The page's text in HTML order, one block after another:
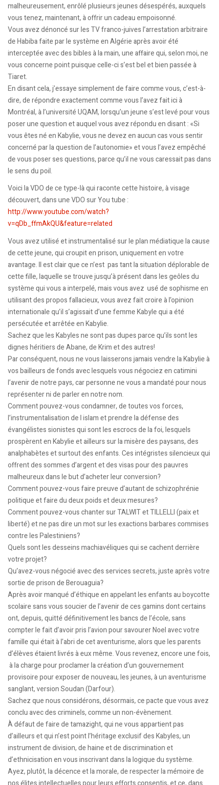
malheureusement, enrôlé plusieurs jeunes désespérés, auxquels
vous tenez, maintenant, à offrir un cadeau empoisonné.
Vous avez dénoncé sur les TV franco-juives l’arrestation arbitraire
de Habiba faite par le système en Algérie après avoir été
interceptée avec des bibles à la main, une affaire qui, selon moi, ne
vous concerne point puisque celle-ci s’est bel et bien passée à
Tiaret.
En disant cela, j’essaye simplement de faire comme vous, c’est-à-
dire, de répondre exactement comme vous l’avez fait ici à
Montréal, à l’université UQAM, lorsqu’un jeune s’est levé pour vous
poser une question et auquel vous avez répondu en disant : «Si
vous êtes né en Kabylie, vous ne devez en aucun cas vous sentir
concerné par la question de l’autonomie» et vous l’avez empêché
de vous poser ses questions, parce qu’il ne vous caressait pas dans
le sens du poil.
Voici la VDO de ce type-là qui raconte cette histoire, à visage
découvert, dans une VDO sur You tube :
http://www.youtube.com/watch?
v=qDb_ffmAkQU&feature=related
Vous avez utilisé et instrumentalisé sur le plan médiatique la cause
de cette jeune, qui croupit en prison, uniquement en votre
avantage. Il est clair que ce n’est pas tant la situation déplorable de
cette fille, laquelle se trouve jusqu’à présent dans les geôles du
système qui vous a interpelé, mais vous avez usé de sophisme en
utilisant des propos fallacieux, vous avez fait croire à l’opinion
internationale qu’il s’agissait d’une femme Kabyle qui a été
persécutée et arrêtée en Kabylie.
Sachez que les Kabyles ne sont pas dupes parce qu’ils sont les
dignes héritiers de Abane, de Krim et des autres!
Par conséquent, nous ne vous laisserons jamais vendre la Kabylie à
vos bailleurs de fonds avec lesquels vous négociez en catimini
l’avenir de notre pays, car personne ne vous a mandaté pour nous
représenter ni de parler en notre nom.
Comment pouvez-vous condamner, de toutes vos forces,
l’instrumentalisation de l islam et prendre la défense des
évangélistes sionistes qui sont les escrocs de la foi, lesquels
prospèrent en Kabylie et ailleurs sur la misère des paysans, des
analphabètes et surtout des enfants. Ces intégristes silencieux qui
offrent des sommes d’argent et des visas pour des pauvres
malheureux dans le but d’acheter leur conversion?
Comment pouvez-vous faire preuve d’autant de schizophrénie
politique et faire du deux poids et deux mesures?
Comment pouvez-vous chanter sur TALWIT et TILLELLI (paix et
liberté) et ne pas dire un mot sur les exactions barbares commises
contre les Palestiniens?
Quels sont les desseins machiavéliques qui se cachent derrière
votre projet?
Qu’avez-vous négocié avec des services secrets, juste après votre
sortie de prison de Berouaguia?
Après avoir manqué d’éthique en appelant les enfants au boycotte
scolaire sans vous soucier de l’avenir de ces gamins dont certains
ont, depuis, quitté définitivement les bancs de l’école, sans
compter le fait d’avoir pris l’avion pour savourer Noel avec votre
famille qui était à l’abri de cet aventurisme, alors que les parents
d’élèves étaient livrés à eux même. Vous revenez, encore une fois,
à la charge pour proclamer la création d’un gouvernement
provisoire pour exposer de nouveau, les jeunes, à un aventurisme
sanglant, version Soudan (Darfour).
Sachez que nous considérons, désormais, ce pacte que vous avez
conclu avec des criminels, comme un non-évènement.
À défaut de faire de tamazight, qui ne vous appartient pas
d’ailleurs et qui n’est point l’héritage exclusif des Kabyles, un
instrument de division, de haine et de discrimination et
d’ethnicisationen vous inscrivant dans la logique du système.
Ayez, plutôt, la décence et la morale, de respecter la mémoire de